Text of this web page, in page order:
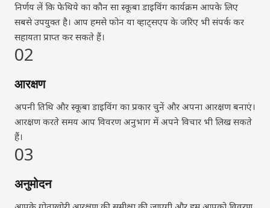
निर्णय लें कि फेथिये का कौन सा स्कूबा डाइविंग कार्यक्रम आपके लिए
सबसे उपयुक्त है। आप हमसे फोन या व्हाट्सएप के जरिए भी संपर्क कर
सहायता प्राप्त कर सकते हैं।
02
आरक्षण
अपनी तिथि और स्कूबा डाइविंग का प्रकार चुनें और अपना आरक्षण बनाएं।
आरक्षण करते समय आप विवरण अनुभाग में अपने विचार भी लिख सकते
हैं।
03
अनुमोदन